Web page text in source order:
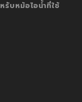
รับหม้อไอน้ำที่ใช้